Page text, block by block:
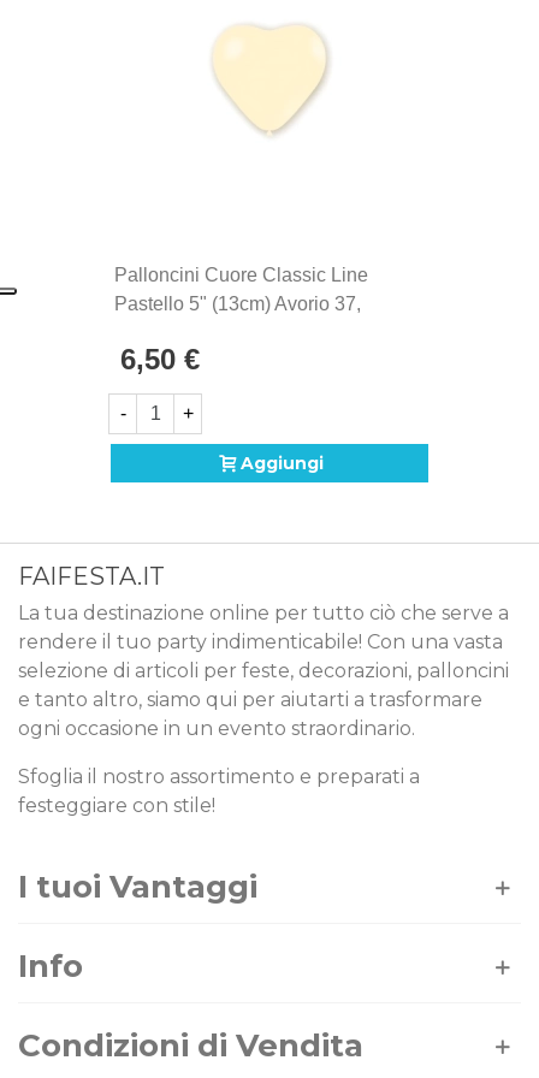
1902. Si distinguono per la qualità eccezionale e la
produzione Made in Italy, sinonimo di maestria
artigianale e attenzione ai dettagli.
Palloncini Cuore Classic Line
Pastello 5" (13cm) Avorio 37,
6,50 €
- +
Aggiungi
FAIFESTA.IT
La tua destinazione online per tutto ciò che serve a
rendere il tuo party indimenticabile! Con una vasta
selezione di articoli per feste, decorazioni, palloncini
e tanto altro, siamo qui per aiutarti a trasformare
ogni occasione in un evento straordinario.
Sfoglia il nostro assortimento e preparati a
festeggiare con stile!
I tuoi Vantaggi
Info
Condizioni di Vendita